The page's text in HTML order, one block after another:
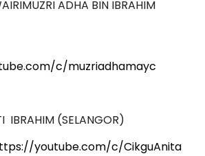
ADHA BIN IBRAHIM
c/muzriadhamayc
IBRAHIM (SELANGOR)
youtube.com/c/CikguAnita